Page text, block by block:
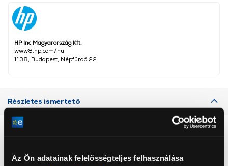
Az Ön adatainak felelősségteljes felhasználása
HP Inc Magyarország Kft.
www8.hp.com/hu
1138, Budapest, Népfürdő 22
Részletes ismertető